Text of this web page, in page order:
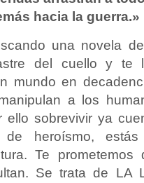
hacia la guerra.»
una novela
del cuello y te
mundo en
a los
ello sobrevivir ya
de heroísmo,
Te prometemos
Se trata de LA